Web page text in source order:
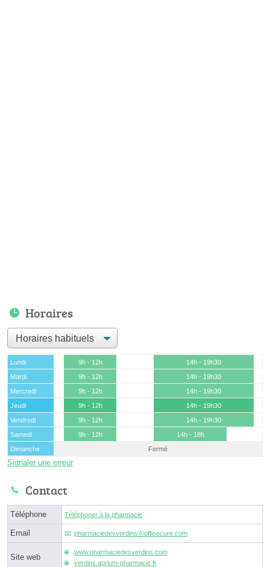
Horaires
Lundi 9h - 12h
14h - 19h30
Mardi
9h - 12h
14h - 19h30
Mercredi
9h - 12h
14h - 19h30
Jeudi
9h - 12h
14h - 19h30
Vendredi
9h - 12h
14h - 19h30
Samedi
9h - 12h
14h - 18h
Dimanche
Fermé
Signaler une erreur
Contact
Téléphone Téléphoner à la pharmacie
Email pharmaciedesverdinsⓐoffisecure.com
Site web
www.pharmaciedesverdins.com
verdins.aprium-pharmacie.fr